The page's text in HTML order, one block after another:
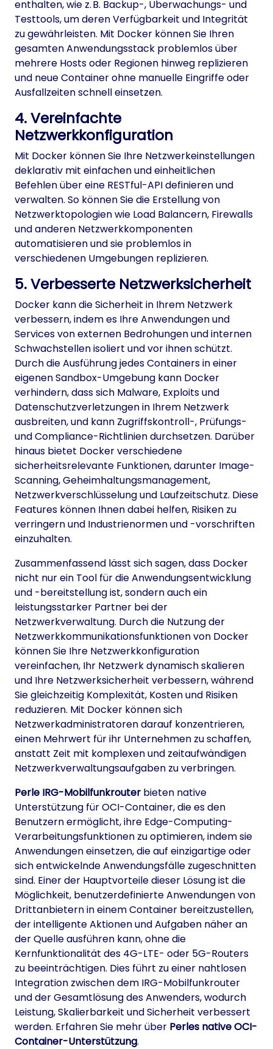
enthalten, wie z. B. Backup-, Überwachungs- und
Testtools, um deren Verfügbarkeit und Integrität
zu gewährleisten. Mit Docker können Sie Ihren
gesamten Anwendungsstack problemlos über
mehrere Hosts oder Regionen hinweg replizieren
und neue Container ohne manuelle Eingriffe oder
Ausfallzeiten schnell einsetzen.
4. Vereinfachte
Netzwerkkonfiguration
Mit Docker können Sie Ihre Netzwerkeinstellungen
deklarativ mit einfachen und einheitlichen
Befehlen über eine RESTful-API definieren und
verwalten. So können Sie die Erstellung von
Netzwerktopologien wie Load Balancern, Firewalls
und anderen Netzwerkkomponenten
automatisieren und sie problemlos in
verschiedenen Umgebungen replizieren.
5. Verbesserte Netzwerksicherheit
Docker kann die Sicherheit in Ihrem Netzwerk
verbessern, indem es Ihre Anwendungen und
Services von externen Bedrohungen und internen
Schwachstellen isoliert und vor ihnen schützt.
Durch die Ausführung jedes Containers in einer
eigenen Sandbox-Umgebung kann Docker
verhindern, dass sich Malware, Exploits und
Datenschutzverletzungen in Ihrem Netzwerk
ausbreiten, und kann Zugriffskontroll-, Prüfungs-
und Compliance-Richtlinien durchsetzen. Darüber
hinaus bietet Docker verschiedene
sicherheitsrelevante Funktionen, darunter Image-
Scanning, Geheimhaltungsmanagement,
Netzwerkverschlüsselung und Laufzeitschutz. Diese
Features können Ihnen dabei helfen, Risiken zu
verringern und Industrienormen und -vorschriften
einzuhalten.
Zusammenfassend lässt sich sagen, dass Docker
nicht nur ein Tool für die Anwendungsentwicklung
und -bereitstellung ist, sondern auch ein
leistungsstarker Partner bei der
Netzwerkverwaltung. Durch die Nutzung der
Netzwerkkommunikationsfunktionen von Docker
können Sie Ihre Netzwerkkonfiguration
vereinfachen, Ihr Netzwerk dynamisch skalieren
und Ihre Netzwerksicherheit verbessern, während
Sie gleichzeitig Komplexität, Kosten und Risiken
reduzieren. Mit Docker können sich
Netzwerkadministratoren darauf konzentrieren,
einen Mehrwert für ihr Unternehmen zu schaffen,
anstatt Zeit mit komplexen und zeitaufwändigen
Netzwerkverwaltungsaufgaben zu verbringen.
Perle IRG-Mobilfunkrouter bieten native
Unterstützung für OCI-Container, die es den
Benutzern ermöglicht, ihre Edge-Computing-
Verarbeitungsfunktionen zu optimieren, indem sie
Anwendungen einsetzen, die auf einzigartige oder
sich entwickelnde Anwendungsfälle zugeschnitten
sind. Einer der Hauptvorteile dieser Lösung ist die
Möglichkeit, benutzerdefinierte Anwendungen von
Drittanbietern in einem Container bereitzustellen,
der intelligente Aktionen und Aufgaben näher an
der Quelle ausführen kann, ohne die
Kernfunktionalität des 4G-LTE- oder 5G-Routers
zu beeinträchtigen. Dies führt zu einer nahtlosen
Integration zwischen dem IRG-Mobilfunkrouter
und der Gesamtlösung des Anwenders, wodurch
Leistung, Skalierbarkeit und Sicherheit verbessert
werden. Erfahren Sie mehr über Perles native OCI-
Container-Unterstützung.